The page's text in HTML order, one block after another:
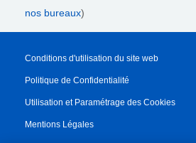
nos bureaux)
Conditions d'utilisation du site web
Politique de Confidentialité
Utilisation et Paramétrage des Cookies
Mentions Légales